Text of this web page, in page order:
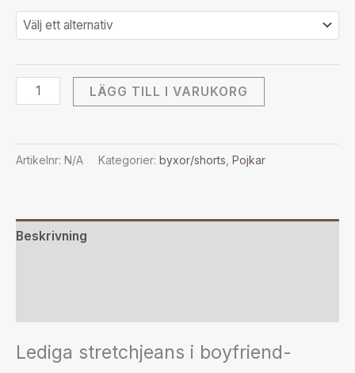
LÄGG TILL I VARUKORG
Artikelnr: N/A Kategorier: byxor/shorts Pojkar
Beskrivning
Lediga stretchjeans i boyfriend-